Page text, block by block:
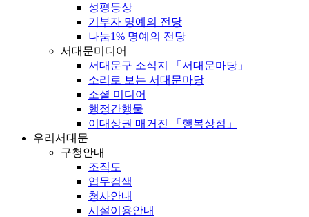
성평등상
기부자 명예의 전당
나눔1% 명예의 전당
서대문미디어
서대문구 소식지 「서대문마당」
소리로 보는 서대문마당
소셜 미디어
행정간행물
이대상권 매거진 「행복상점」
우리서대문
구청안내
조직도
업무검색
청사안내
시설이용안내